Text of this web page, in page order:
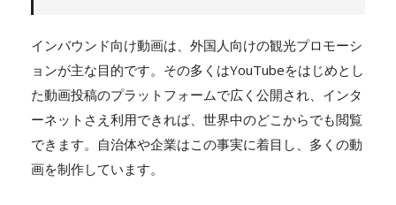
インバウンド向け動画は、外国人向けの観光プロモーシ
ョンが主な目的です。その多くはYouTubeをはじめとし
た動画投稿のプラットフォームで広く公開され、インタ
ーネットさえ利用できれば、世界中のどこからでも閲覧
できます。自治体や企業はこの事実に着目し、多くの動
画を制作しています。